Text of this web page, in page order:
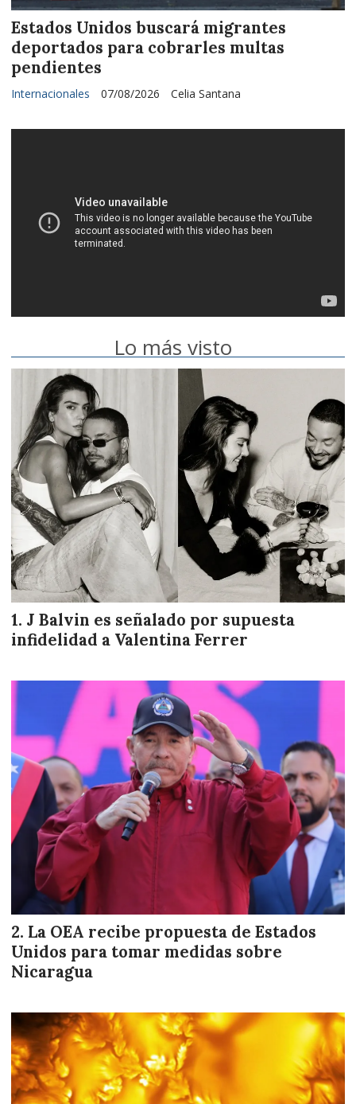
Estados Unidos buscará migrantes
deportados para cobrarles multas
pendientes
Celia Santana
Internacionales 07/08/2026
Lo más visto
J Balvin es señalado por supuesta
infidelidad a Valentina Ferrer
La OEA recibe propuesta de Estados
Unidos para tomar medidas sobre
Nicaragua